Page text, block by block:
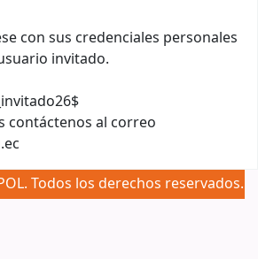
con sus credenciales personales
invitado.
contáctenos al correo
Todos los derechos reservados.